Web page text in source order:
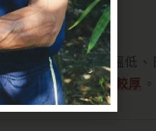
拔淺山地形，氣溫低、
有時間累積、菇傘較厚 。